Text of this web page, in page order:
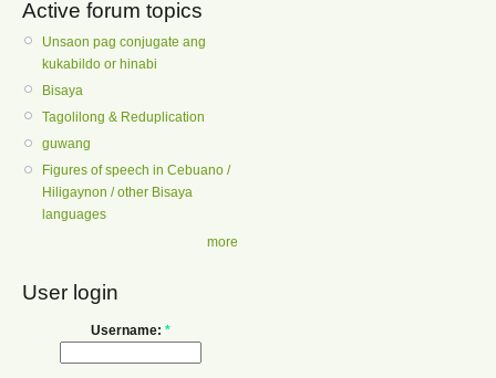
Active forum topics
Unsaon pag conjugate ang
kukabildo or hinabi
Bisaya
Tagolilong & Reduplication
guwang
Figures of speech in Cebuano /
Hiligaynon / other Bisaya
languages
more
User login
Username: *